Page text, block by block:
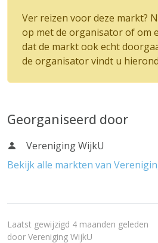
Ver reizen voor deze markt?
op met de organisator of om
dat de markt ook echt
de organisator vindt u
Georganiseerd door
Vereniging WijkU
Bekijk alle markten van
Laatst gewijzigd 4 maanden geleden
door Vereniging WijkU